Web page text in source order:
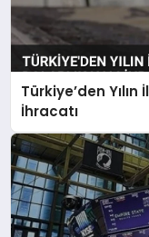
Türkiye’den Yılın
İhracatı